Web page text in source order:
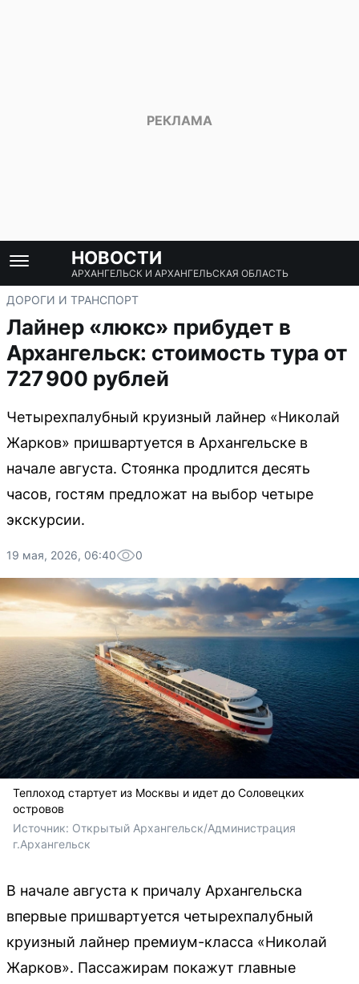
НОВОСТИ
АРХАНГЕЛЬСК И АРХАНГЕЛЬСКАЯ ОБЛАСТЬ
ДОРОГИ И ТРАНСПОРТ
Лайнер «люкс» прибудет в
Архангельск: стоимость тура от
727 900 рублей
Четырехпалубный круизный лайнер «Николай
Жарков» пришвартуется в Архангельске в
начале августа. Стоянка продлится десять
часов, гостям предложат на выбор четыре
экскурсии.
19 мая, 2026, 06:40 0
Теплоход стартует из Москвы и идет до Соловецких
островов
Источник: Открытый Архангельск/Администрация
г.Архангельск
В начале августа к причалу Архангельска
впервые пришвартуется четырехпалубный
круизный лайнер премиум-класса «Николай
Жарков». Пассажирам покажут главные